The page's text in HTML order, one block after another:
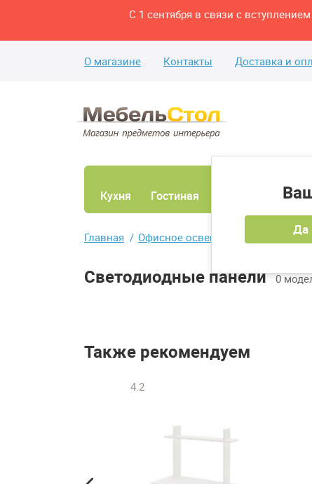
С 1 сентября в связи с
О магазине Контакты Доставка и
Да
Кухня Гостиная
Главная Офисное освещение
Светодиодные панели 0
Также рекомендуем
4.2